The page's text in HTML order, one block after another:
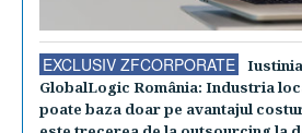
EXCLUSIV ZFCORPORATE
GlobalLogic România: Industria
poate baza doar pe avantajul